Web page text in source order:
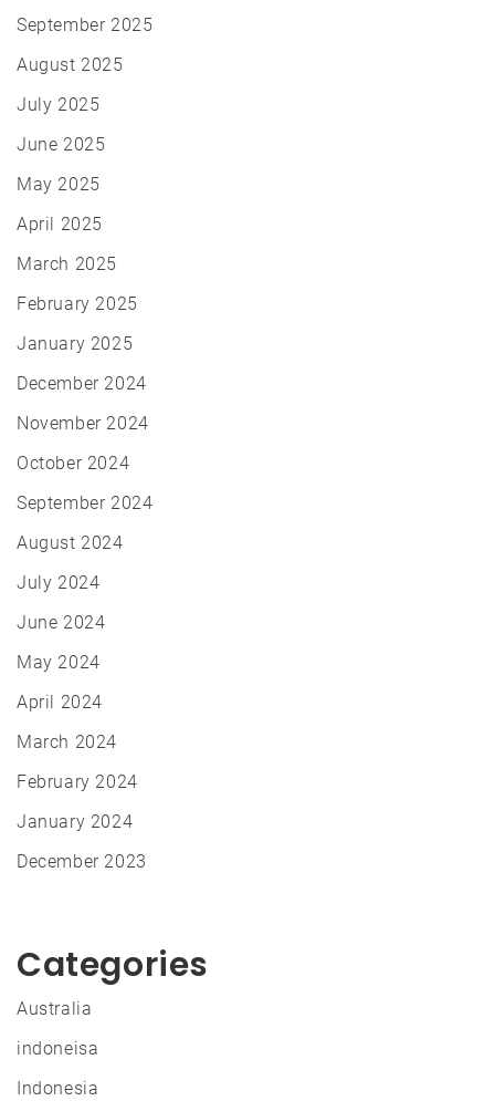
September 2025
August 2025
July 2025
June 2025
May 2025
April 2025
March 2025
February 2025
January 2025
December 2024
November 2024
October 2024
September 2024
August 2024
July 2024
June 2024
May 2024
April 2024
March 2024
February 2024
January 2024
December 2023
Categories
Australia
indoneisa
Indonesia